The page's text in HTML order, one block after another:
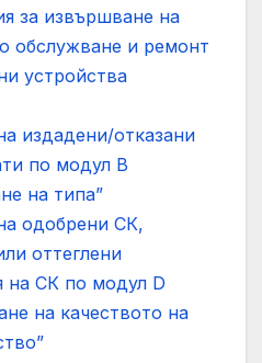
за извършване на
обслужване и ремонт
устройства
издадени/отказани
по модул В
на типа”
одобрени СК,
оттеглени
на СК по модул D
на качеството на